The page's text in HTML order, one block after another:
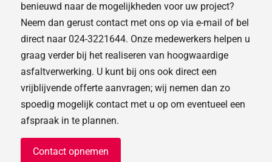
benieuwd naar de mogelijkheden voor uw project?
Neem dan gerust contact met ons op via e-mail of bel
direct naar 024-3221644. Onze medewerkers helpen u
graag verder bij het realiseren van hoogwaardige
asfaltverwerking. U kunt bij ons ook direct een
vrijblijvende offerte aanvragen; wij nemen dan zo
spoedig mogelijk contact met u op om eventueel een
afspraak in te plannen.
Contact opnemen